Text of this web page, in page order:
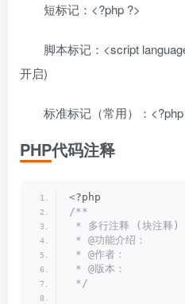
短标记：<?php ?>
脚本标记：<script
开启)
标准标记（常用）：
PHP代码注释
<?php
/**
* 多行注释 (块注释)
* @功能介绍：
* @作者：
* @版本：
*/